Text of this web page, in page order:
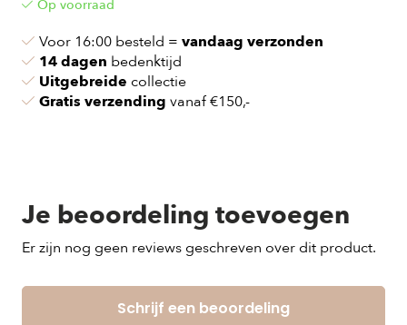
Op voorraad
Voor 16:00 besteld = vandaag verzonden
14 dagen bedenktijd
Uitgebreide collectie
Gratis verzending vanaf €150,-
Je beoordeling toevoegen
Er zijn nog geen reviews geschreven over dit product.
Schrijf een beoordeling